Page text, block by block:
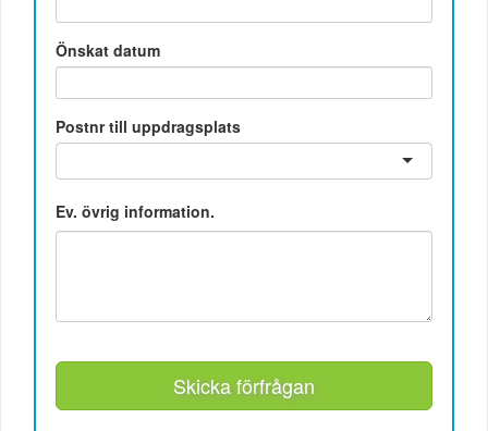
Önskat datum
Postnr till uppdragsplats
Ev. övrig information.
Skicka förfrågan